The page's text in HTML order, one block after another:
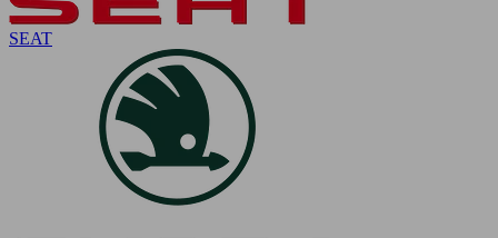
SEAT